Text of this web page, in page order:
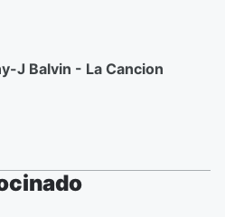
J Balvin - La Cancion